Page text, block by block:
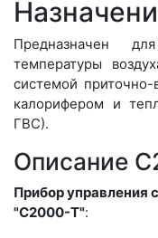
Предназначен
температуры
системой
калорифером и
ГВС).
Описание
Прибор
"С2000-Т":